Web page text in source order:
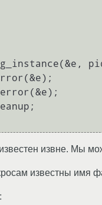
извне. Мы
известны имя